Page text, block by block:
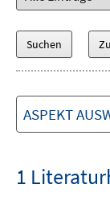
ASPEKT
1